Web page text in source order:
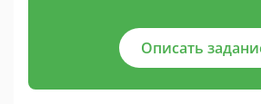
Описать